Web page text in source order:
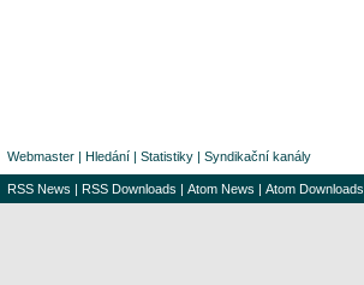
Webmaster | Hledání | Statistiky | Syndikační kanály
RSS News | RSS Downloads | Atom News | Atom Downloads